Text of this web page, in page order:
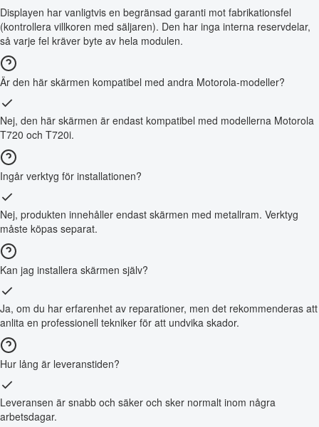
Displayen har vanligtvis en begränsad garanti mot fabrikationsfel
(kontrollera villkoren med säljaren). Den har inga interna reservdelar,
så varje fel kräver byte av hela modulen.
Är den här skärmen kompatibel med andra Motorola-modeller?
Nej, den här skärmen är endast kompatibel med modellerna Motorola
T720 och T720i.
Ingår verktyg för installationen?
Nej, produkten innehåller endast skärmen med metallram. Verktyg
måste köpas separat.
Kan jag installera skärmen själv?
Ja, om du har erfarenhet av reparationer, men det rekommenderas att
anlita en professionell tekniker för att undvika skador.
Hur lång är leveranstiden?
Leveransen är snabb och säker och sker normalt inom några
arbetsdagar.